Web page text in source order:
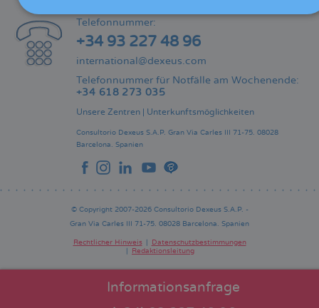
Informationsanfrage
Telefonnummer:
+34 93 227 48 96
international@dexeus.com
Telefonnummer für Notfälle am Wochenende:
+34 618 273 035
Unsere Zentren | Unterkunftsmöglichkeiten
Consultorio Dexeus S.A.P. Gran Via Carles III 71-75. 08028
Barcelona. Spanien
© Copyright 2007-2026 Consultorio Dexeus S.A.P. -
Gran Via Carles III 71-75. 08028 Barcelona. Spanien
de
Rechtlicher Hinweis
Datenschutzbestimmungen
Redaktionsleitung